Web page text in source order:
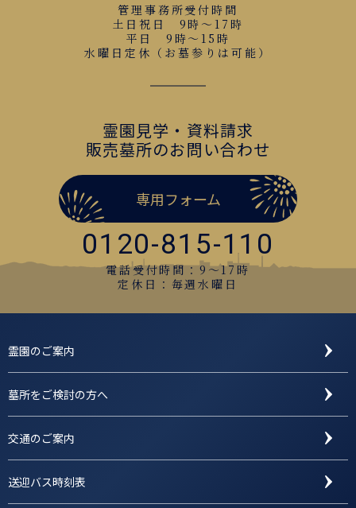
管理事務所受付時間
土日祝日 9時～17時
平日 9時～15時
水曜日定休（お墓参りは可能）
霊園見学・資料請求
販売墓所のお問い合わせ
専用フォーム
0120-815-110
電話受付時間：9〜17時
定休日：毎週水曜日
霊園のご案内
墓所をご検討の方へ
交通のご案内
送迎バス時刻表